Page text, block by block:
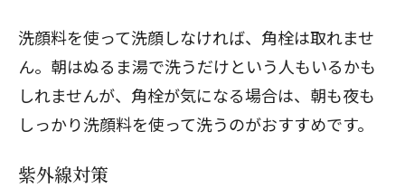
洗顔料を使って洗顔しなければ、角栓は取れませ
ん。朝はぬるま湯で洗うだけという人もいるかも
しれませんが、角栓が気になる場合は、朝も夜も
しっかり洗顔料を使って洗うのがおすすめです。
紫外線対策